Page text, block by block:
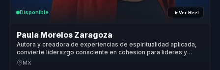
Disponible Ver Reel
Paula Morelos Zaragoza
Autora y creadora de experiencias de espiritualidad aplicada,
convierte liderazgo consciente en cohesion para lideres y
equipos.
MX